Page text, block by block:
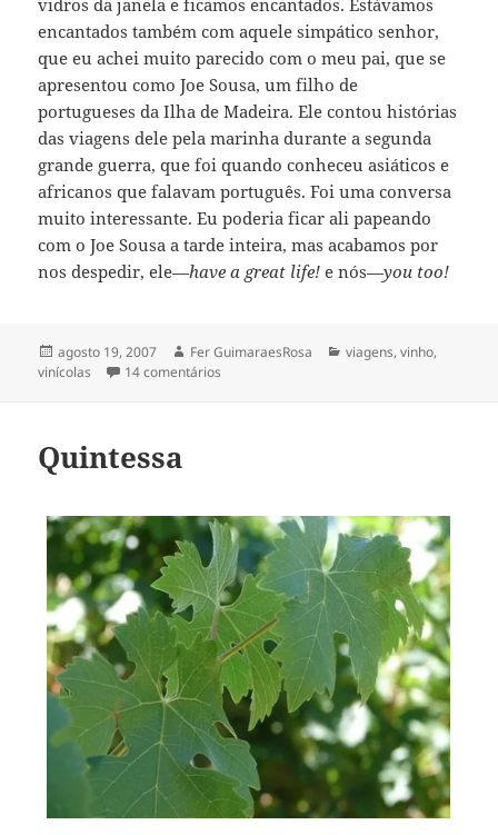
vidros da janela e ficamos encantados. Estávamos
encantados também com aquele simpático senhor,
que eu achei muito parecido com o meu pai, que se
apresentou como Joe Sousa, um filho de
portugueses da Ilha de Madeira. Ele contou histórias
das viagens dele pela marinha durante a segunda
grande guerra, que foi quando conheceu asiáticos e
africanos que falavam português. Foi uma conversa
muito interessante. Eu poderia ficar ali papeando
com o Joe Sousa a tarde inteira, mas acabamos por
nos despedir, ele—have a great life!e nós—you too!
Publicado
em
agosto 19, 2007 Autor
Fer GuimaraesRosa Categorias
viagens,vinho,
vinícolas
14 comentários
Quintessa